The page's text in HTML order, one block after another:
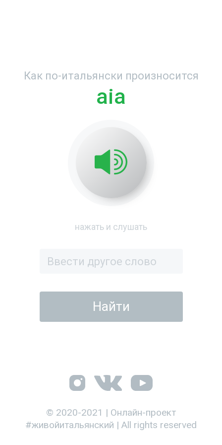
Как по-итальянски произносится
aia
нажать и слушать
© 2020-2021 | Онлайн-проект
#живойитальянский | All rights reserved